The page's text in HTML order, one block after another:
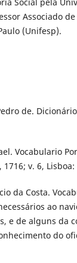
Associado
(Unifesp).
de.
Vocabulario
1716; v. 6,
da Costa.
ao
e de alguns da
do